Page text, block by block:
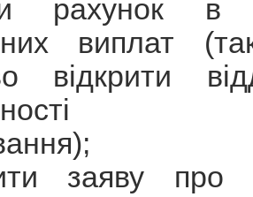
рахунок
виплат
відкрити
заяву про